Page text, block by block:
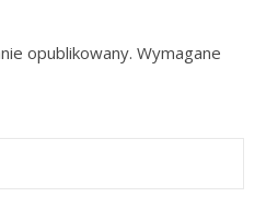
opublikowany. Wymagane